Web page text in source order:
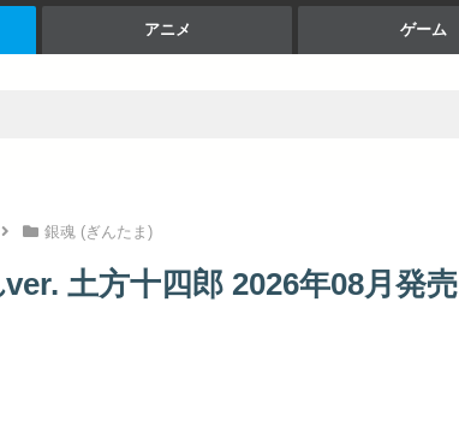
アニメ ゲーム
銀魂 (ぎんたま)
土方十四郎 2026年08月発売